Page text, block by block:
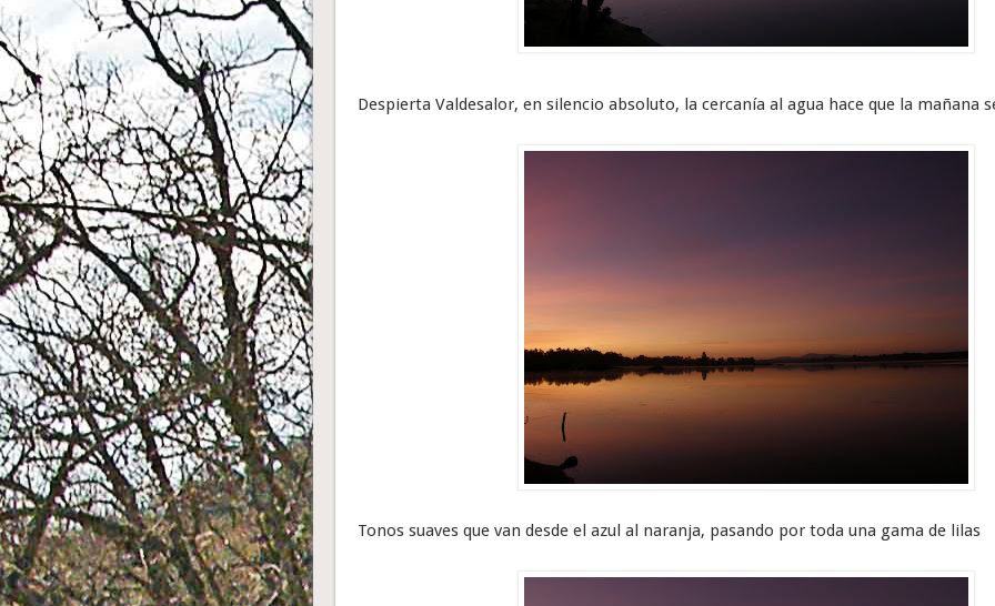
Despierta Valdesalor, en silencio absoluto, la cercanía al agua hace que la mañana
Tonos suaves que van desde el azul al naranja, pasando por toda una gama de lilas